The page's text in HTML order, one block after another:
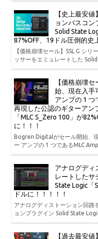
【史上最安
ョンバスコ
Solid State
87%OFF、19ドル圧倒的史
【価格崩壊セール】SSL G シ
ッサーをエミュレートした
【価格崩壊
始、現在入手
アンプの 1 つ
再現した公認のギターアン
「MLC S_Zero 100」が
に！！！
Bogren Digitalがセール開始、
ー アンプの 1 つであるMLC
アナログディ
レートしたサ
State Logic「
ドルに！！！！！
アナログディストーション回路
ョンプラグイン Solid State
【過去最安